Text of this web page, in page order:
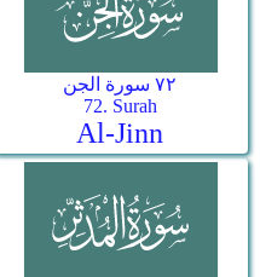
٧٢ سورة الجن
72. Surah
Al-Jinn